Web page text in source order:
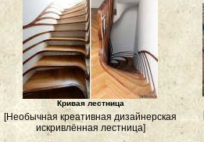
Кривая лестница
[Необычная креативная дизайнерская
искривлённая лестница]